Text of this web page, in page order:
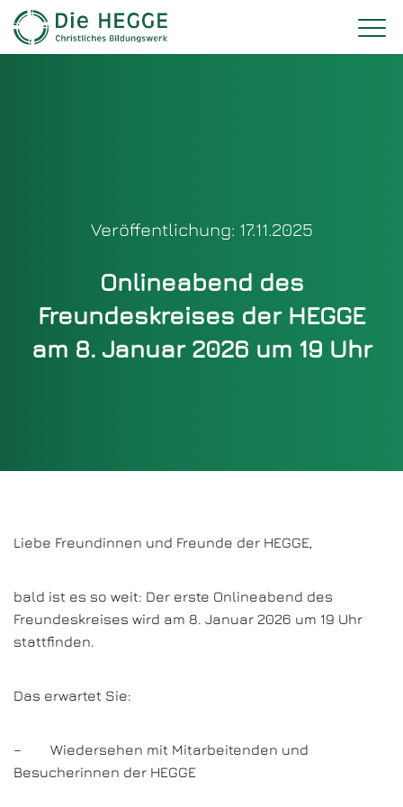
Veröffentlichung: 17.11.2025
Onlineabend des
Freundeskreises der HEGGE
am 8. Januar 2026 um 19 Uhr
Liebe Freundinnen und Freunde der HEGGE,
bald ist es so weit: Der erste Onlineabend des
Freundeskreises wird am 8. Januar 2026 um 19 Uhr
stattfinden.
Das erwartet Sie:
– Wiedersehen mit Mitarbeitenden und
Besucherinnen der HEGGE